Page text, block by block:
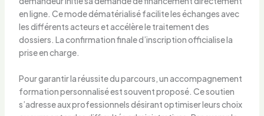
en ligne. Ce mode dématérialisé facilite les échanges avec
les différents acteurs et accélère le traitement des
dossiers. La confirmation finale d’inscription officialise la
prise en charge.
Pour garantir la réussite du parcours, un accompagnement
formation personnalisé est souvent proposé. Ce soutien
s’adresse aux professionnels désirant optimiser leurs choix